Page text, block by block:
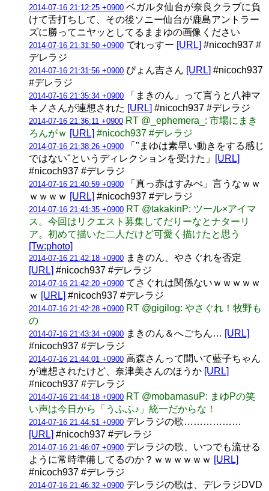
2014-07-16 21:12:25 +0900 ベガルタ仙台が奈良クラブに負
けて舌打ちして、その後ソニー仙台が鹿島アントラー
ズに勝ってニヤッとしてるままゆの画像ください
2014-07-16 21:31:50 +0900 でれっすー [URL] #nicoch937 #
デレラジ
2014-07-16 21:31:56 +0900 ぴょん吉さん [URL] #nicoch937
#デレラジ
2014-07-16 21:35:34 +0900 「まきのん」って言うと八神マ
キノさんが連想された [URL] #nicoch937 #デレラジ
2014-07-16 21:36:11 +0900 RT @_ephemera_: 市場にまき
ろんがｗ [URL] #nicoch937 #デレラジ
2014-07-16 21:38:26 +0900 「"まゆは素早い動きをする感じ
ではない"というディレクションを受けた」
[URL]
#nicoch937 #デレラジ
2014-07-16 21:40:59 +0900 「真っ赤はすみぺ」言うなｗｗ
ｗｗｗｗ [URL] #nicoch937 #デレラジ
2014-07-16 21:41:35 +0900 RT @takakinP: ツール×アイマ
ス。今回はリクエスト募集してだりーなとナターリ
ア。初めて描いた二人だけど可愛く描けたと思う
[Tw:photo]
2014-07-16 21:42:18 +0900 まきのん、やさぐれを否定
[URL] #nicoch937 #デレラジ
2014-07-16 21:42:20 +0900 てさぐれは関係ないｗｗｗｗｗ
ｗ [URL] #nicoch937 #デレラジ
2014-07-16 21:42:28 +0900 RT @gigilog: やさぐれ！牧野も
の
2014-07-16 21:43:34 +0900 まきのん＆へごちん… [URL]
#nicoch937 #デレラジ
2014-07-16 21:44:01 +0900 高森さんって聞いて藍子ちゃん
が連想されたけど、奈津美さんのほうか [URL]
#nicoch937 #デレラジ
2014-07-16 21:44:18 +0900 RT @mobamasuP: まゆPの笑
い声は今日から「うふふ♪」統一だからな！
2014-07-16 21:44:51 +0900 デレラジの歌………………
[URL] #nicoch937 #デレラジ
2014-07-16 21:46:07 +0900 デレラジの歌、いつでも流せる
ように常時準備してるのか？ｗｗｗｗｗｗ [URL]
#nicoch937 #デレラジ
2014-07-16 21:46:32 +0900 デレラジの歌は、デレラジDVD